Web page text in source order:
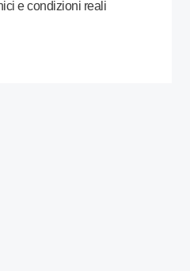
e condizioni reali